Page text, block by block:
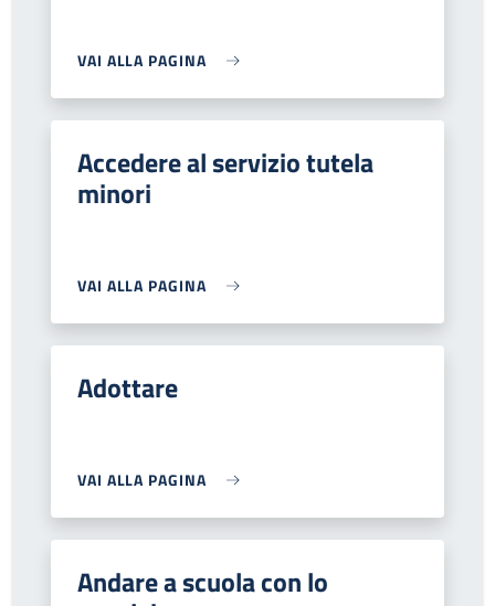
VAI ALLA PAGINA
Accedere al servizio tutela
minori
VAI ALLA PAGINA
Adottare
VAI ALLA PAGINA
Andare a scuola con lo